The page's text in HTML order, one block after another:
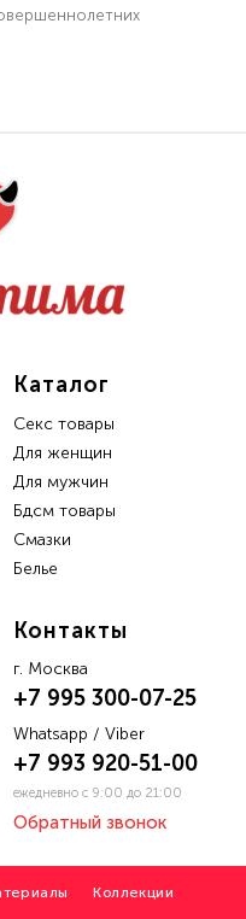
Каталог
Секс товары
Для женщин
Для мужчин
Бдсм товары
Смазки
Белье
Контакты
г. Москва
+7 995 300-07-25
+7 993 920-51-00
Whatsapp / Viber
ежедневно с 9:00 до 21:00
Обратный звонок
Коллекции